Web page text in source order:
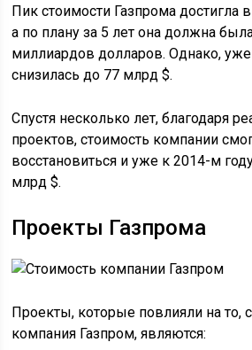
Пик стоимости Газпрома достигла
а по плану за 5 лет она должна
миллиардов долларов. Однако, уже
снизилась до 77 млрд $.
Спустя несколько лет, благодаря
проектов, стоимость компании
восстановиться и уже к 2014-м
млрд $.
Проекты Газпрома
Проекты, которые повлияли на то,
компания Газпром, являются: